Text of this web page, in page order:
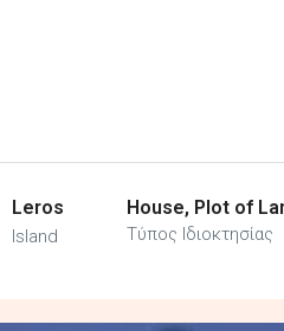
Leros
Island
House, Plot of
Τύπος Ιδιοκτησίας